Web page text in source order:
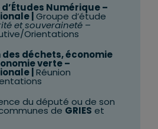
Numérique –
| Groupe d’étude
et souveraineté–
Orientations
des déchets, économie
verte–
| Réunion
du député ou de son
de GRIES et